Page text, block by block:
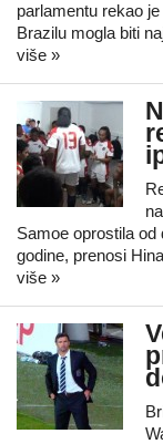
parlamentu rekao
Brazilu mogla biti
više »
Samoe oprostila
godine, prenosi
više »